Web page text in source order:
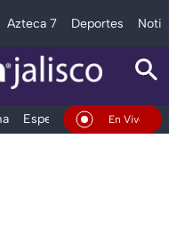
Azteca 7 Deportes
Espectáculos Deportes
En Vivo